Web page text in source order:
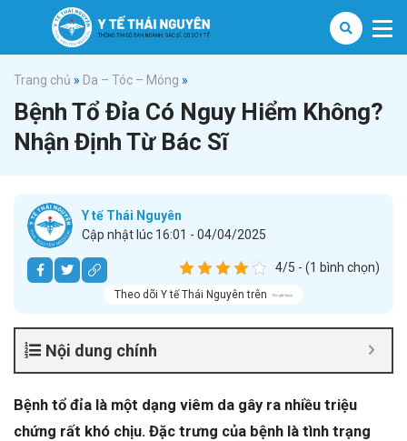
Trang chủ » Da – Tóc – Móng »
Bệnh Tổ Đỉa Có Nguy Hiểm Không?
Nhận Định Từ Bác Sĩ
Y tế Thái Nguyên
Cập nhật lúc 16:01 - 04/04/2025
4/5 - (1 bình chọn)
Theo dõi Y tế Thái Nguyên trên
Nội dung chính
Bệnh tổ đỉa là một dạng viêm da gây ra nhiều triệu
chứng rất khó chịu. Đặc trưng của bệnh là tình trạng